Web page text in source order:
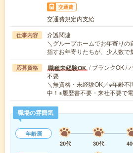
交通費
交通費規定内支給
仕事内容
介護関連
＼グループホームでお年寄りの
指すお年寄りたちが、少人数
応募資格 職種未経験OK / ブランクOK /
不要
＼無資格・未経験OK／※年齢
中！※履歴書不要・来社不要で
職場の雰囲気
年齢層
20代
30代